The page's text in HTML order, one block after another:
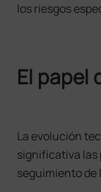
los riesgos
El papel
La evolución
significativa las
seguimiento de